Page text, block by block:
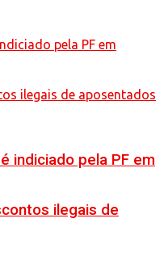
indiciado pela PF em
ilegais de